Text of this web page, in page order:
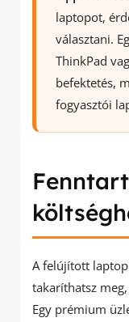
laptopot,
választani.
ThinkPad
befektetés,
fogyasztói
A felújított
takaríthatsz
Egy prémium